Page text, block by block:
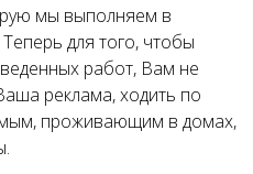
мы выполняем в
для того, чтобы
работ, Вам не
реклама, ходить по
проживающим в домах,